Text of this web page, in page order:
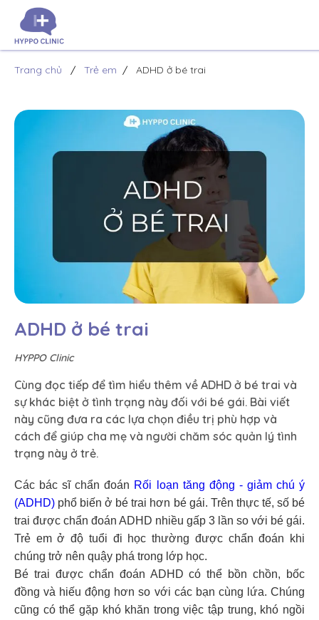
Trang chủ Trẻ em ADHD ở bé trai
ADHD ở bé trai
HYPPO Clinic
Cùng đọc tiếp để tìm hiểu thêm về ADHD ở bé trai và
sự khác biệt ở tình trạng này đối với bé gái. Bài viết
này cũng đưa ra các lựa chọn điều trị phù hợp và
cách để giúp cha mẹ và người chăm sóc quản lý tình
trạng này ở trẻ.
Các bác sĩ chẩn đoán Rối loạn tăng động - giảm chú ý
(ADHD) phổ biến ở bé trai hơn bé gái. Trên thực tế, số bé
trai được chẩn đoán ADHD nhiều gấp 3 lần so với bé gái.
Trẻ em ở độ tuổi đi học thường được chẩn đoán khi
chúng trở nên quậy phá trong lớp học.
Bé trai được chẩn đoán ADHD có thể bồn chồn, bốc
đồng và hiếu động hơn so với các bạn cùng lứa. Chúng
cũng có thể gặp khó khăn trong việc tập trung, khó ngồi